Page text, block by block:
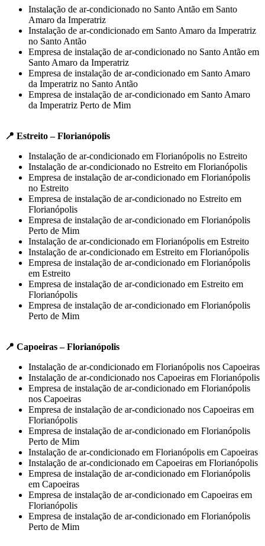
Instalação de ar-condicionado no Santo Antão em Santo
Amaro da Imperatriz
Instalação de ar-condicionado em Santo Amaro da Imperatriz
no Santo Antão
Empresa de instalação de ar-condicionado no Santo Antão em
Santo Amaro da Imperatriz
Empresa de instalação de ar-condicionado em Santo Amaro
da Imperatriz no Santo Antão
Empresa de instalação de ar-condicionado em Santo Amaro
da Imperatriz Perto de Mim
📍 Estreito – Florianópolis
Instalação de ar-condicionado em Florianópolis no Estreito
Instalação de ar-condicionado no Estreito em Florianópolis
Empresa de instalação de ar-condicionado em Florianópolis
no Estreito
Empresa de instalação de ar-condicionado no Estreito em
Florianópolis
Empresa de instalação de ar-condicionado em Florianópolis
Perto de Mim
Instalação de ar-condicionado em Florianópolis em Estreito
Instalação de ar-condicionado em Estreito em Florianópolis
Empresa de instalação de ar-condicionado em Florianópolis
em Estreito
Empresa de instalação de ar-condicionado em Estreito em
Florianópolis
Empresa de instalação de ar-condicionado em Florianópolis
Perto de Mim
📍 Capoeiras – Florianópolis
Instalação de ar-condicionado em Florianópolis nos Capoeiras
Instalação de ar-condicionado nos Capoeiras em Florianópolis
Empresa de instalação de ar-condicionado em Florianópolis
nos Capoeiras
Empresa de instalação de ar-condicionado nos Capoeiras em
Florianópolis
Empresa de instalação de ar-condicionado em Florianópolis
Perto de Mim
Instalação de ar-condicionado em Florianópolis em Capoeiras
Instalação de ar-condicionado em Capoeiras em Florianópolis
Empresa de instalação de ar-condicionado em Florianópolis
em Capoeiras
Empresa de instalação de ar-condicionado em Capoeiras em
Florianópolis
Empresa de instalação de ar-condicionado em Florianópolis
Perto de Mim